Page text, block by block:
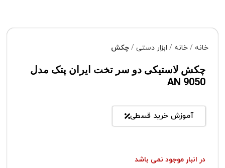
خانه خانه ابزار دستی چکش
چکش لاستیکی دو سر تخت ایران پتک مدل
AN 9050
آموزش خرید قسطی
در انبار موجود نمی باشد